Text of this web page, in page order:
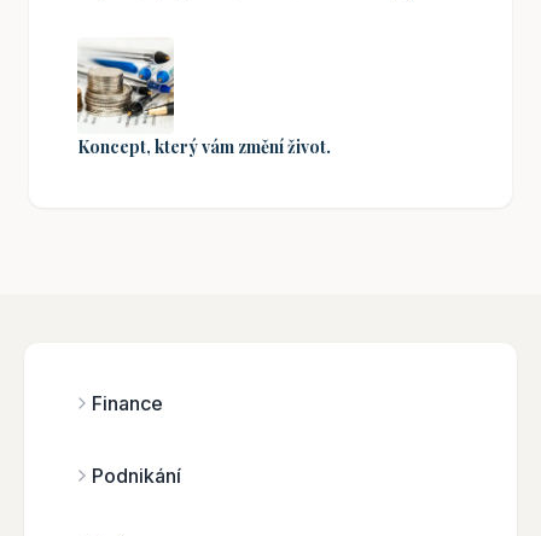
Koncept, který vám změní život.
Finance
Podnikání